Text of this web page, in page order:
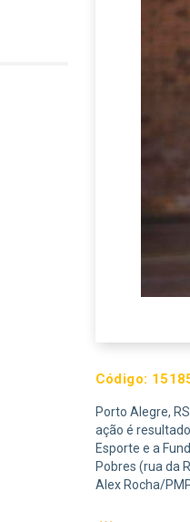
Código:
Porto Alegre,
ação é
Esporte e a
Pobres (rua da
Alex Rocha/